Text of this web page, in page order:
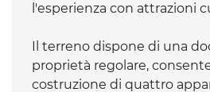
l'esperienza con attrazioni
Il terreno dispone di una
proprietà regolare,
costruzione di quattro